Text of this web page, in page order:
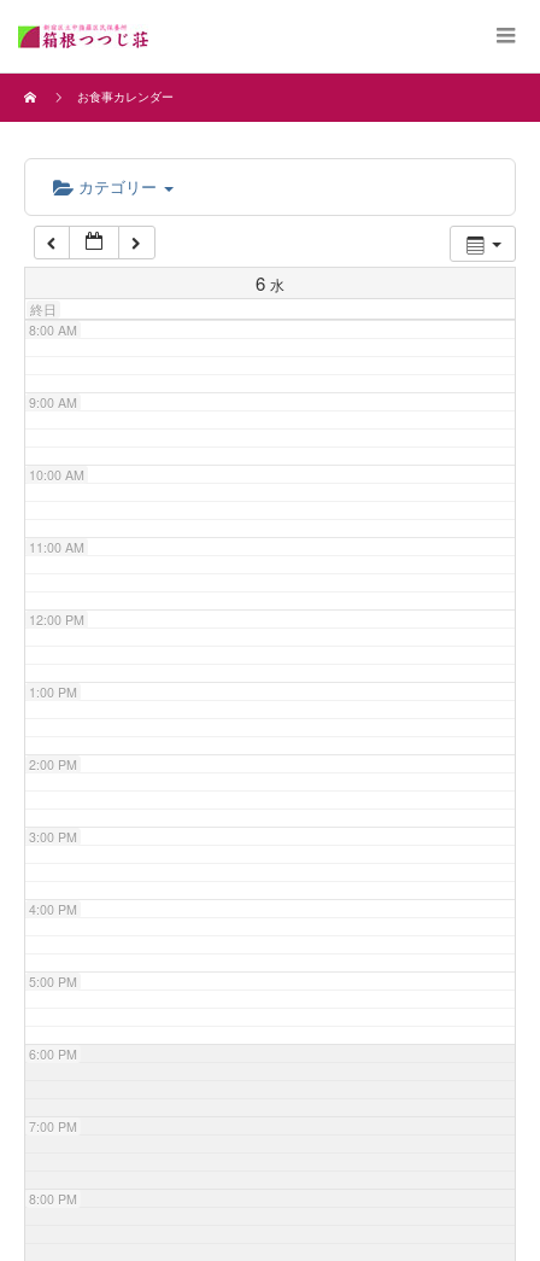
お食事カレンダー
カテゴリー
6 水
終日
4:00 AM
6:00 AM
7:00 AM
8:00 AM
9:00 AM
10:00 AM
11:00 AM
12:00 PM
1:00 PM
2:00 PM
3:00 PM
4:00 PM
5:00 PM
6:00 PM
7:00 PM
8:00 PM